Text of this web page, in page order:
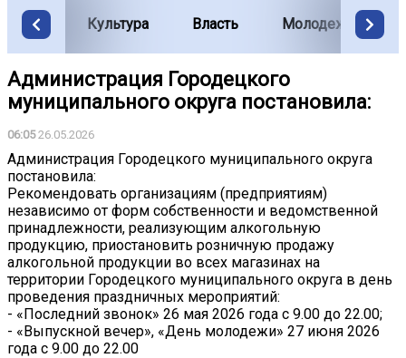
Культура Власть Молодежь
Администрация Городецкого
муниципального округа постановила:
06:0526.05.2026
Администрация Городецкого муниципального округа
постановила:
Рекомендовать организациям (предприятиям)
независимо от форм собственности и ведомственной
принадлежности, реализующим алкогольную
продукцию, приостановить розничную продажу
алкогольной продукции во всех магазинах на
территории Городецкого муниципального округа в день
проведения праздничных мероприятий:
- «Последний звонок» 26 мая 2026 года с 9.00 до 22.00;
- «Выпускной вечер», «День молодежи» 27 июня 2026
года с 9.00 до 22.00